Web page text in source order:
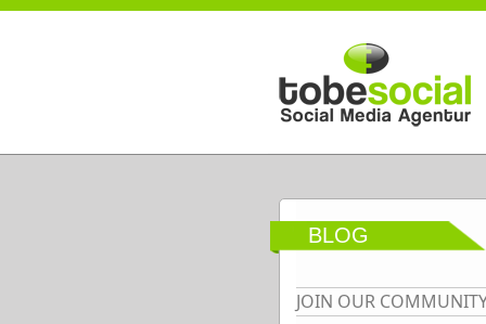
Direkt zum Inhalt
BLOG
JOIN OUR